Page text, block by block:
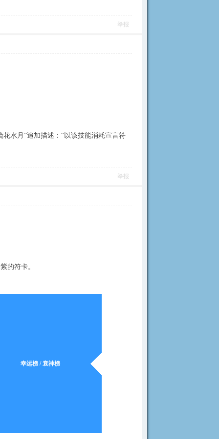
举报
水月”追加描述：“以该技能消耗宣言符
举报
的符卡。
幸运榜 / 衰神榜